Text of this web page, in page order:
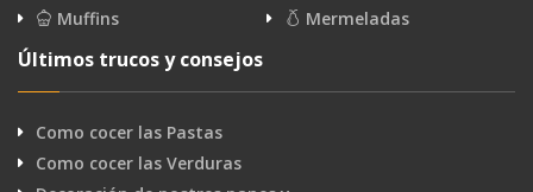
Muffins
Mermeladas
Últimos trucos y consejos
Como cocer las Pastas
Como cocer las Verduras